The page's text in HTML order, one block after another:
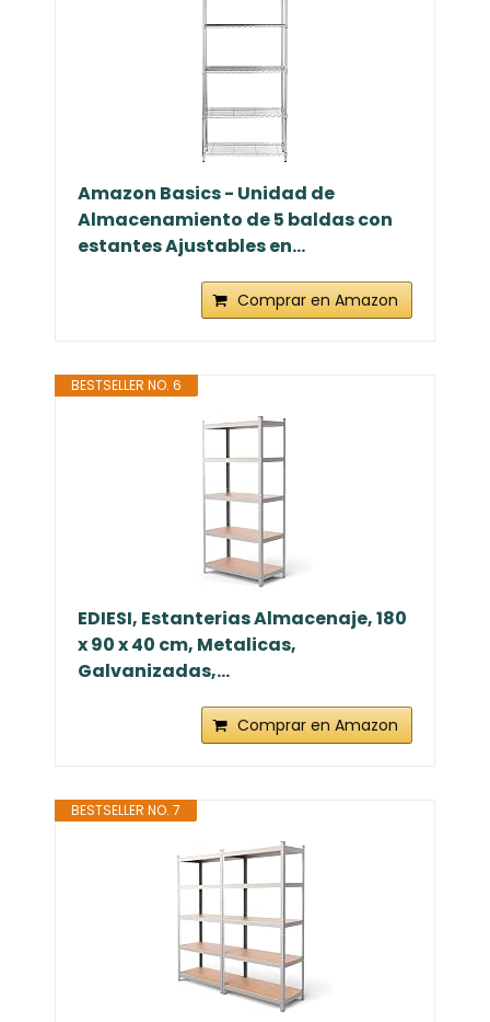
Amazon Basics - Unidad de
Almacenamiento de 5 baldas con
estantes Ajustables en...
Comprar en Amazon
BESTSELLER NO. 6
EDIESI, Estanterias Almacenaje, 180
x 90 x 40 cm, Metalicas,
Galvanizadas,...
Comprar en Amazon
BESTSELLER NO. 7